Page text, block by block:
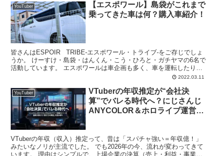
YouTuber
【エスポワール】島袋がこれまで
乗ってきた車は何？購入車紹介！
皆さんはESPOIR TRIBE‐エスポワール・トライブ-をご存じでしょ
うか。 けーすけ・島袋・はんくん・こう・ひろと・ガチヤマの6名で
活動しています。 エスポワールは車企画も多く、車を運転したりす
2022.03.11
YouTuber
VTuberの年収推定が“会社決
算”でバレる時代へ？にじさんじ
ANYCOLOR＆ホロライブ運営カ
VTuberの年収（収入）推定って、昔は「スパチャ強い＝年収億！」
みたいなノリが主流でした。 でも2026年の今、流れが変わってきて
います。 理由はシンプルで、上場企業の決算（売上・利益・事業別